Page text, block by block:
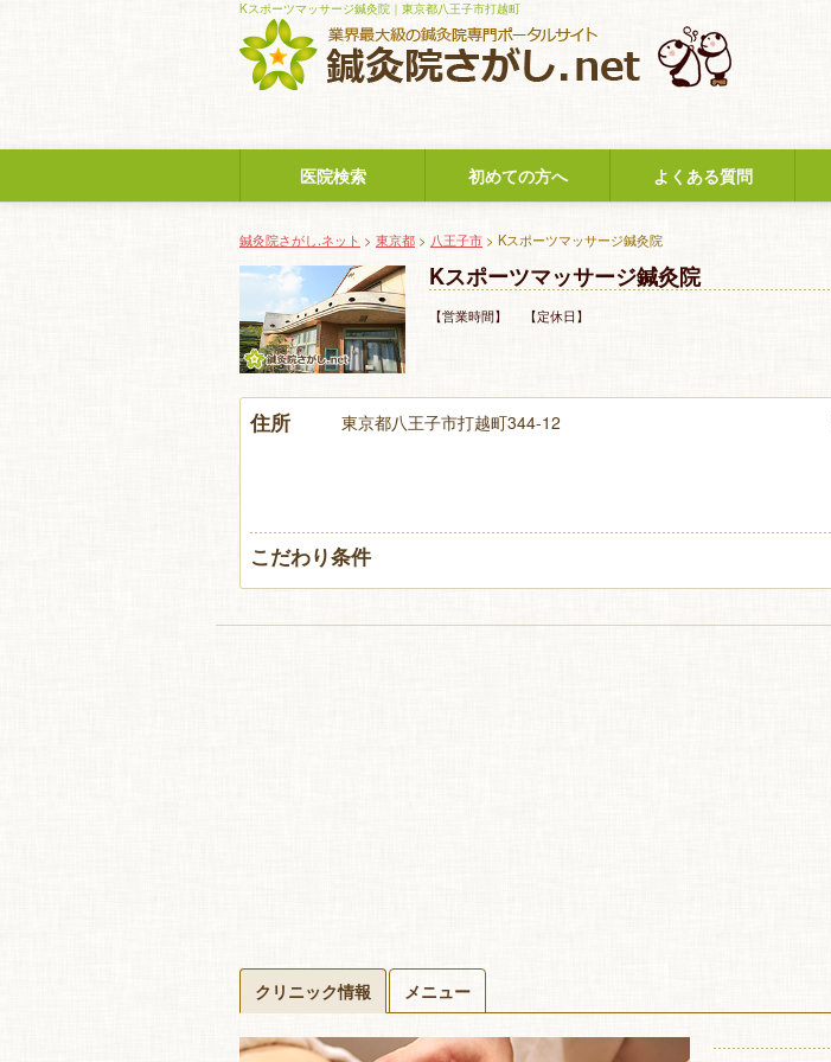
Kスポーツマッサージ鍼灸院｜東京都八王子市打越町
医院検索 初めての方へ よくある質問
鍼灸院さがし.ネット > 東京都 > 八王子市 > Kスポーツマッサージ鍼灸院
Kスポーツマッサージ鍼灸院
【営業時間】 【定休日】
住所 東京都八王子市打越町344-12
こだわり条件
クリニック情報 メニュー